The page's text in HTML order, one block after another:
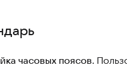
часовых поясов.